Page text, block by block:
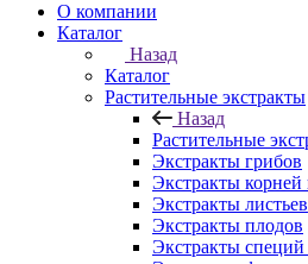
О компании
Каталог
Назад
Каталог
Растительные экстракты
Назад
Растительные
Экстракты грибов
Экстракты
Экстракты листьев
Экстракты плодов
Экстракты специй